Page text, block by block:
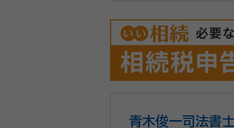
青木俊一司法書